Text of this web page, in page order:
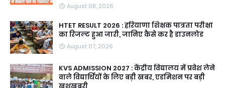
August 08, 2026
HTET RESULT 2026 : हरियाणा शिक्षक पात्रता परीक्षा
का रिजल्ट हुआ जारी, जानिए कैसे कर है डाउनलोड
August 07, 2026
KVS ADMISSION 2027 : केंद्रीय विद्यालय में प्रवेश लेने
वाले विद्यार्थियों के लिए बड़ी खबर, एडमिशन पर बड़ी